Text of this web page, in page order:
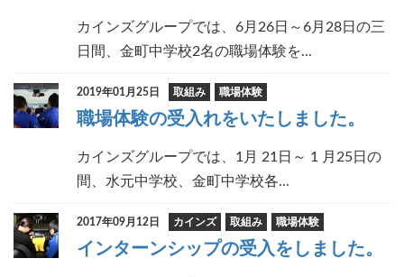
カインズグループでは、6月26日～6月28日の三
日間、金町中学校2名の職場体験を...
2019年01月25日 取組み 職場体験
職場体験の受入れをいたしました。
カインズグループでは、1月 21日～ 1 月25日の
間、水元中学校、金町中学校各...
2017年09月12日 カインズ 取組み 職場体験
インターンシップの受入をしました。